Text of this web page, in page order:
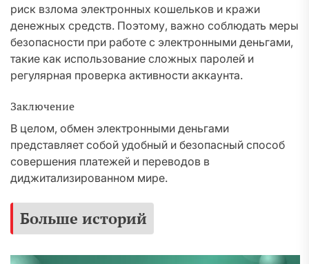
риск взлома электронных кошельков и кражи
денежных средств. Поэтому, важно соблюдать меры
безопасности при работе с электронными деньгами,
такие как использование сложных паролей и
регулярная проверка активности аккаунта.
Заключение
В целом, обмен электронными деньгами
представляет собой удобный и безопасный способ
совершения платежей и переводов в
диджитализированном мире.
Больше историй